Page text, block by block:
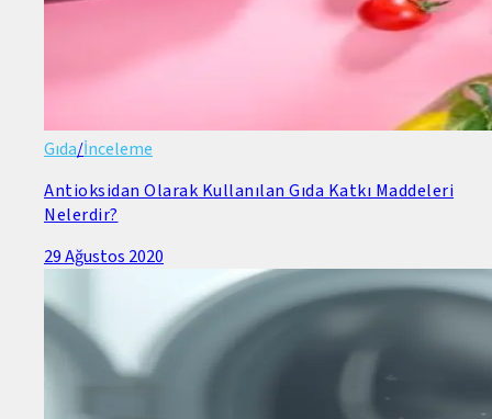
Gıda/İnceleme
Antioksidan Olarak Kullanılan Gıda Katkı Maddeleri
Nelerdir?
29 Ağustos 2020